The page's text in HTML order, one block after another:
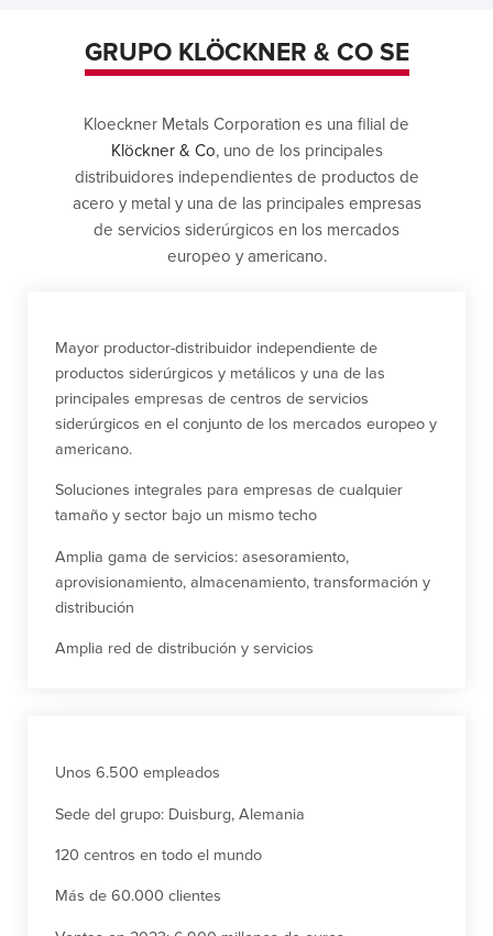
GRUPO KLÖCKNER & CO SE
Kloeckner Metals Corporation es una filial de
Klöckner & Co, uno de los principales
distribuidores independientes de productos de
acero y metal y una de las principales empresas
de servicios siderúrgicos en los mercados
europeo y americano.
Mayor productor-distribuidor independiente de
productos siderúrgicos y metálicos y una de las
principales empresas de centros de servicios
siderúrgicos en el conjunto de los mercados europeo y
americano.
Soluciones integrales para empresas de cualquier
tamaño y sector bajo un mismo techo
Amplia gama de servicios: asesoramiento,
aprovisionamiento, almacenamiento, transformación y
distribución
Amplia red de distribución y servicios
Unos 6.500 empleados
Sede del grupo: Duisburg, Alemania
120 centros en todo el mundo
Más de 60.000 clientes